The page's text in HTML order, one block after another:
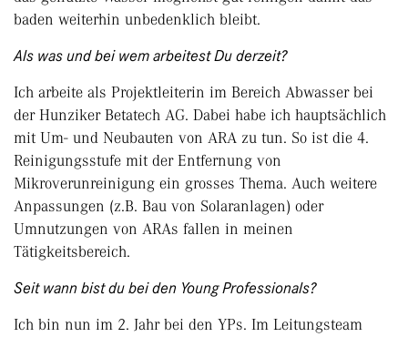
baden weiterhin unbedenklich bleibt.
Als was und bei wem arbeitest Du derzeit?
Ich arbeite als Projektleiterin im Bereich Abwasser bei
der Hunziker Betatech AG. Dabei habe ich hauptsächlich
mit Um- und Neubauten von ARA zu tun. So ist die 4.
Reinigungsstufe mit der Entfernung von
Mikroverunreinigung ein grosses Thema. Auch weitere
Anpassungen (z.B. Bau von Solaranlagen) oder
Umnutzungen von ARAs fallen in meinen
Tätigkeitsbereich.
Seit wann bist du bei den Young Professionals?
Ich bin nun im 2. Jahr bei den YPs. Im Leitungsteam